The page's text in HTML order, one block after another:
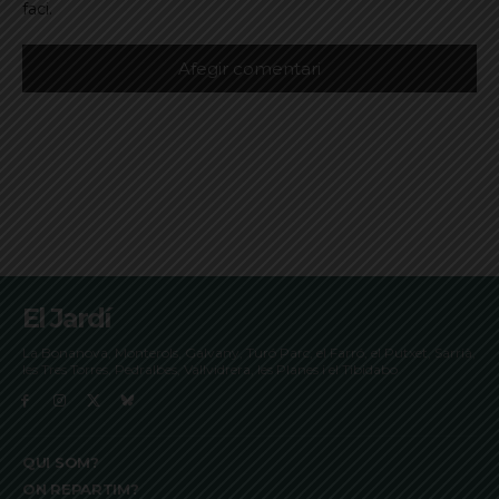
faci.
El Jardí
La Bonanova, Monterols, Galvany, Turó Parc, el Farró, el Putxet, Sarrià,
les Tres Torres, Pedralbes, Vallvidrera, les Planes i el Tibidabo
QUI SOM?
ON REPARTIM?